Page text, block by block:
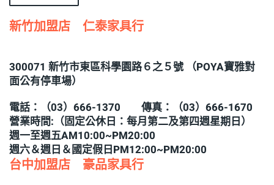
新竹加盟店 仁泰家具行
300071 新竹市東區科學園路６之５號 （POYA寶雅對
面公有停車場）
電話：（03）666-1370 傳真：（03）666-1670
營業時間:（固定公休日：每月第二及第四週星期日）
週一至週五AM10:00~PM20:00
週六＆週日＆國定假日PM12:00~PM20:00
台中加盟店 豪品家具行